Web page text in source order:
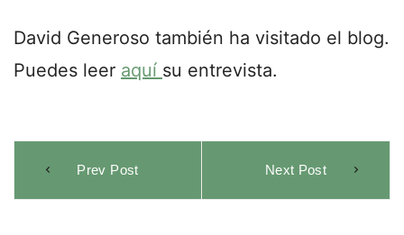
David Generoso también ha visitado el blog.
Puedes leer aquí su entrevista.
Prev Post Next Post